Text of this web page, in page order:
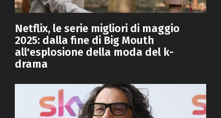
Netflix, le serie migliori di maggio
2025: dalla fine di Big Mouth
all'esplosione della moda del k-
drama